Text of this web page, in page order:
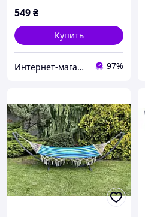
549₴
Купить
Интернет-магазин "TRENAZHERY" 97%